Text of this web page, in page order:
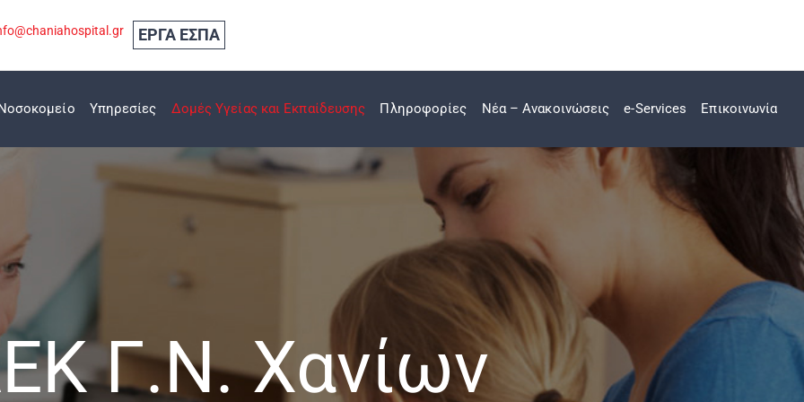
ΕΡΓΑ ΕΣΠΑ
Νοσοκομείο Υπηρεσίες Δομές Υγείας και Εκπαίδευσης Πληροφορίες Νέα – Ανακοινώσεις e-Services Επικοινωνία
Γ.Ν. Χανίων